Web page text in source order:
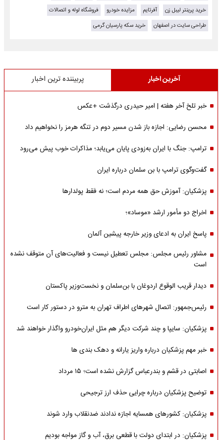
خرید پرینتر لیبل زن
آفرتایم مزایده خودرو
فروشگاه لوله و اتصالات
طراحی سایت در اصفهان
خرید سکه پارسیان گرمی
آخرین اخبار پربیننده ترین اخبار
خبر تلخ آخر هفته | امیر حیدری درگذشت +عکس
محسن رضایی: اجازه باز شدن مسیر دوم در تنگه هرمز را نخواهیم داد
ترامپ: جنگ با ایران به‌زودی پایان می‌یابد؛ مذاکرات خوب پیش می‌رود
گفت‌وگوی ترامپ با بن سلمان درباره ایران
پزشکیان: آموزش حق همه مردم است؛ نه فقط پولدارها
اخراج دو مأمور ارشد «موساد»؛
پاسخ ایران به ادعای وزیر خارجه پیشین آلمان
مشاور رئیس مجلس: مجلس تعطیل نیست و فعالیت‌های آن متوقف نشده
است
دیدار قریب الوقوع اردوغان با بن‌سلمان و نخست‌وزیر پاکستان
رئیس‌جمهور: اتصال شهرهای اطراف تهران به مترو در دستور کار است
پزشکیان: سایپا و چند شرکت دیگر هم مثل ایران‌خودرو واگذار خواهند شد
خبر مهم پزشکیان درباره واریز یارانه و دهک بندی ها
اصابتی در قشم و بندرعباس گزارش نشده است؛ ۱۵ مرداد
توضیح پزشکیان درباره چرایی حذف ارز ترجیحی
پزشکیان: کشورهای همسایه اجازه ندادند ضدنقلاب وارد شوند
پزشکیان: در ابتدای دولت با قطعی برق، آب و گاز مواجه بودیم